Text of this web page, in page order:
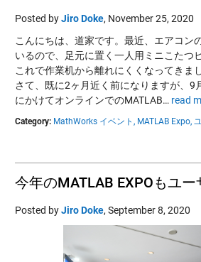
Posted byJiro Doke, November 25, 2020
こんにちは、道家です。最近、エアコン
いるので、足元に置く一人用ミニこたつ
これで作業机から離れにくくなってきまし
さて、既に2ヶ月近く前になりますが、9
にかけてオンラインでのMATLAB… read
Category: MathWorks イベント, MATLAB Expo,
今年のMATLAB EXPOもユー
Posted byJiro Doke, September 8, 2020